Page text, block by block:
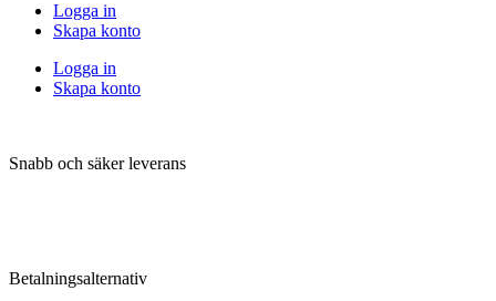
Logga in
Skapa konto
Logga in
Skapa konto
Snabb och säker leverans
Betalningsalternativ